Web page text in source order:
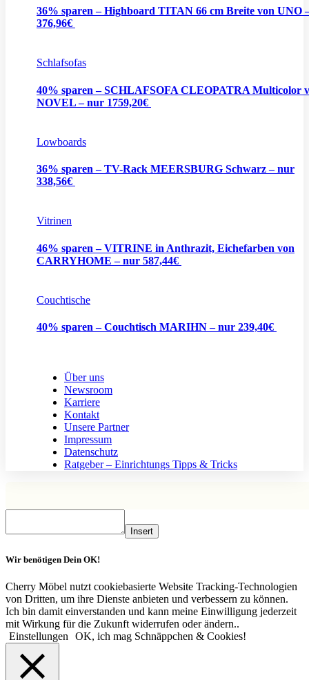
36% sparen – Highboard TITAN 66 cm Breite von UNO
376,96€
Schlafsofas
40% sparen – SCHLAFSOFA CLEOPATRA Multicolor
NOVEL – nur 1759,20€
Lowboards
36% sparen – TV-Rack MEERSBURG Schwarz – nur
338,56€
Vitrinen
46% sparen – VITRINE in Anthrazit, Eichefarben von
CARRYHOME – nur 587,44€
Couchtische
40% sparen – Couchtisch MARIHN – nur 239,40€
Über uns
Newsroom
Karriere
Kontakt
Unsere Partner
Impressum
Datenschutz
Ratgeber – Einrichtungs Tipps & Tricks
Insert
Wir benötigen Dein OK!
Cherry Möbel nutzt cookiebasierte Website Tracking-Technologien
von Dritten, um ihre Dienste anbieten und verbessern zu können.
Ich bin damit einverstanden und kann meine Einwilligung jederzeit
mit Wirkung für die Zukunft widerrufen oder ändern..
Einstellungen
OK, ich mag Schnäppchen & Cookies!